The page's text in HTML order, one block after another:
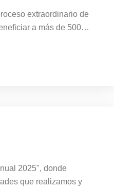
extraordinario de
a más de 500…
2025", donde
que realizamos y